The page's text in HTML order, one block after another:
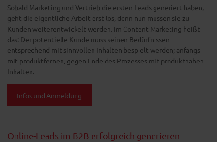
Sobald Marketing und Vertrieb die ersten Leads generiert haben,
geht die eigentliche Arbeit erst los, denn nun müssen sie zu
Kunden weiterentwickelt werden. Im Content Marketing heißt
das: Der potentielle Kunde muss seinen Bedürfnissen
entsprechend mit sinnvollen Inhalten bespielt werden; anfangs
mit produktfernen, gegen Ende des Prozesses mit produktnahen
Inhalten.
Infos und Anmeldung
Online-Leads im B2B erfolgreich generieren